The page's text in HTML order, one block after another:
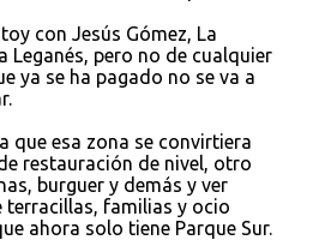
con Jesús Gómez, La
Leganés, pero no de cualquier
ya se ha pagado no se va a
que esa zona se convirtiera
restauración de nivel, otro
burguer y demás y ver
terracillas, familias y ocio
ahora solo tiene Parque Sur.